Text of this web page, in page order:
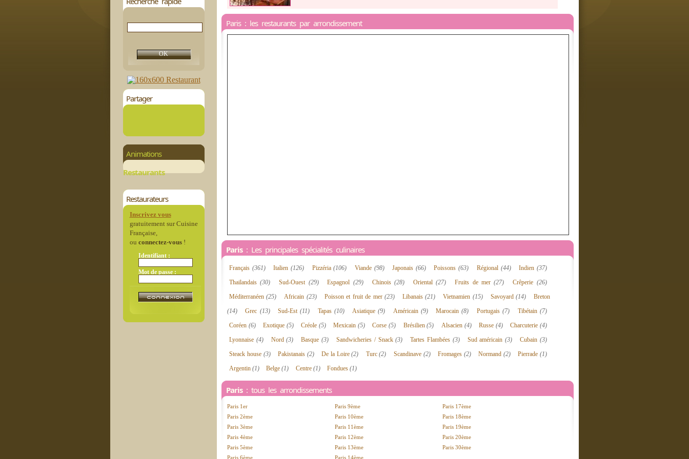
Partager
Animations
Restaurants
Restaurateurs
Inscrivez vous
gratuitement sur Cuisine
Française,
ou connectez-vous!
Identifiant :
Mot de passe :
Paris : les restaurants par arrondissement
Paris: Les principales spécialités culinaires
Français (361) Italien(126) Pizzéria(106) Viande (98) Japonais (66) Poissons(63) Régional (44) Indien (37)
Thailandais(30) Sud-Ouest (29) Espagnol (29) Chinois(28) Oriental(27) Fruits de mer(27) Crêperie (26)
Méditerranéen(25) Africain (23) Poisson et fruit de mer(23) Libanais(21) Vietnamien (15) Savoyard(14)
Breton
(14)
Grec (13) Sud-Est(11) Tapas (10) Asiatique(9) Américain (9) Marocain(8) Portugais(7) Tibétain (7)
Coréen (6) Exotique (5) Créole(5) Mexicain(5) Corse(5) Brésilien(5) Alsacien (4) Russe (4) Charcuterie (4)
Lyonnaise (4) Nord(3) Basque(3) Sandwicheries / Snack(3) Tartes Flambées (3) Sud américain (3) Cubain (3)
Steack house (3) Pakistanais (2) De la Loire(2) Turc(2) Scandinave (2) Fromages (2) Normand (2) Pierrade (1)
Argentin (1) Belge(1) Centre (1) Fondues(1)
Paris: tous les arrondissements
Paris 1er
Paris 2ème
Paris 3ème
Paris 4ème
Paris 5ème
Paris 6ème
Paris 9ème
Paris 10ème
Paris 11ème
Paris 12ème
Paris 13ème
Paris 14ème
Paris 17ème
Paris 18ème
Paris 19ème
Paris 20ème
Paris 30ème